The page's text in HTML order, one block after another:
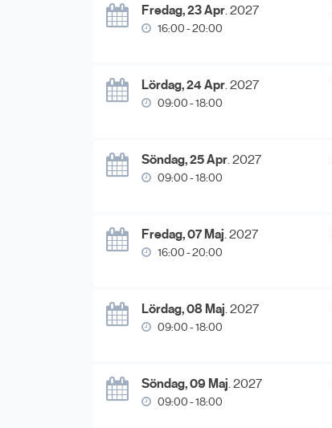
Fredag, 23 Apr. 2027
16:00 - 20:00
Lördag, 24 Apr. 2027
09:00 - 18:00
Söndag, 25 Apr. 2027
09:00 - 18:00
Fredag, 07 Maj. 2027
16:00 - 20:00
Lördag, 08 Maj. 2027
09:00 - 18:00
Söndag, 09 Maj. 2027
09:00 - 18:00